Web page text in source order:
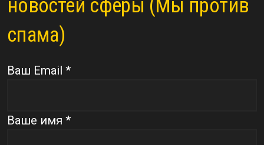
новостей сферы (Мы против
спама)
Ваш Email *
Ваше имя *